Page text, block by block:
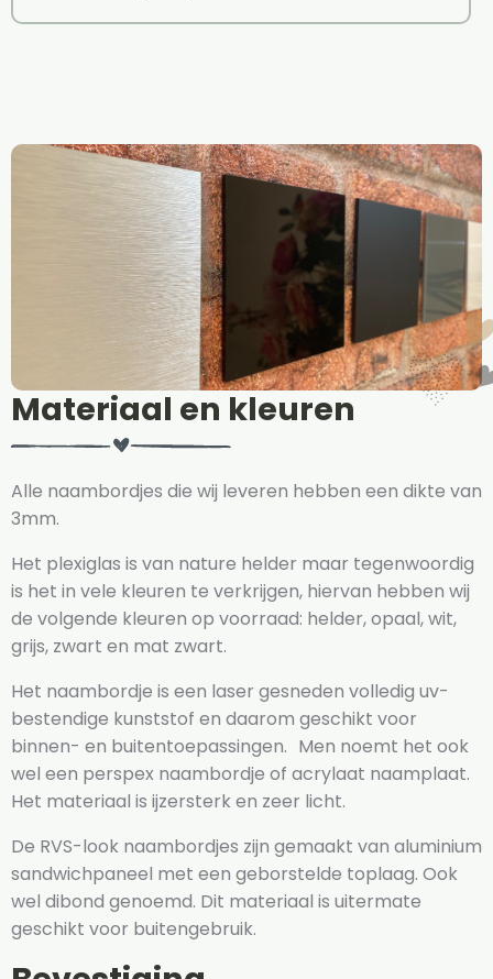
Materiaal en kleuren
Alle naambordjes die wij leveren hebben een dikte van
3mm.
Het plexiglas is van nature helder maar tegenwoordig
is het in vele kleuren te verkrijgen, hiervan hebben wij
de volgende kleuren op voorraad: helder, opaal, wit,
grijs, zwart en mat zwart.
Het naambordje is een laser gesneden volledig uv-
bestendige kunststof en daarom geschikt voor
binnen- en buitentoepassingen. Men noemt het ook
wel een perspex naambordje of acrylaat naamplaat.
Het materiaal is ijzersterk en zeer licht.
De RVS-look naambordjes zijn gemaakt van aluminium
sandwichpaneel met een geborstelde toplaag. Ook
wel dibond genoemd. Dit materiaal is uitermate
geschikt voor buitengebruik.